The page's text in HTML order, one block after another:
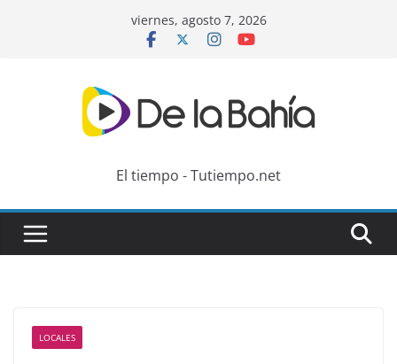
viernes, agosto 7, 2026
El tiempo - Tutiempo.net
LOCALES